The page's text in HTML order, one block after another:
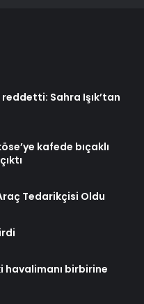
Sahra Işık’tan
kafede bıçaklı
Tedarikçisi Oldu
havalimanı birbirine